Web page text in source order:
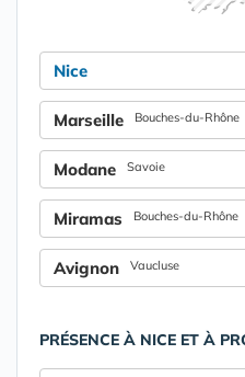
Nice
Marseille Bouches-du-Rhône
Modane Savoie
Miramas Bouches-du-Rhône
Avignon Vaucluse
PRÉSENCE À NICE ET À